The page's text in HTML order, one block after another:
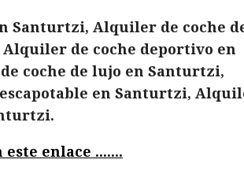
Santurtzi, Alquiler de coche
de coche deportivo en
coche de lujo en Santurtzi,
en Santurtzi,
enlace .......